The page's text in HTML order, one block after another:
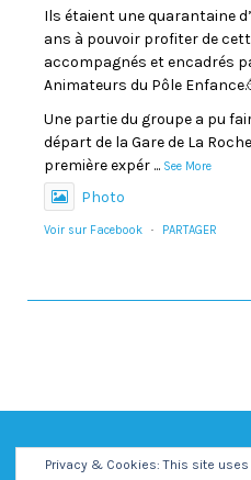
Ils étaient une quarantaine
ans à pouvoir profiter de
accompagnés et encadrés
Animateurs du Pôle
Une partie du groupe a pu
départ de la Gare de La
première expér ... See More
Photo
Voir sur Facebook · PARTAGER
Privacy & Cookies: This site